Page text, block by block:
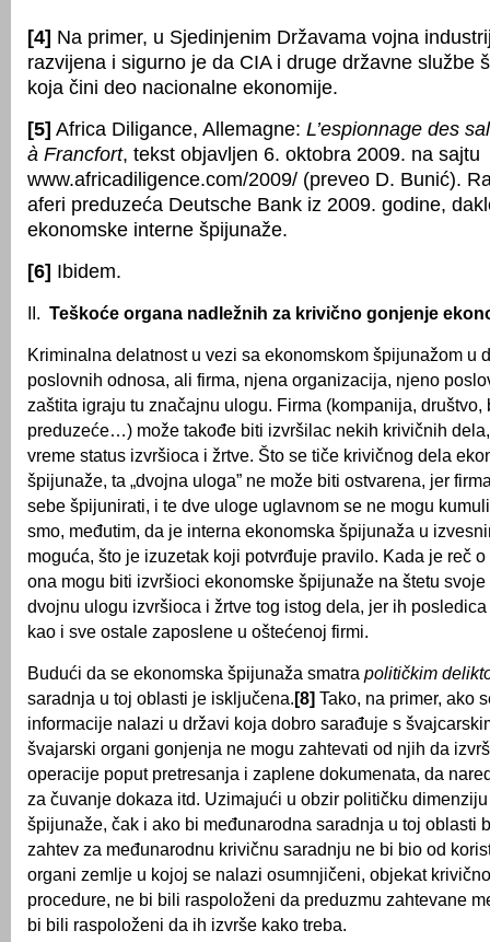
[4] Na primer, u Sjedinjenim Državama vojna
razvijena i sigurno je da CIA i druge državne službe
koja čini deo nacionalne ekonomije.
[5] Africa Diligance, Allemagne: L’espionnage des
à Francfort, tekst objavljen 6. oktobra 2009. na sajtu
www.africadiligence.com/2009/ (preveo D. Bunić).
aferi preduzeća Deutsche Bank iz 2009. godine,
ekonomske interne špijunaže.
[6] Ibidem.
II. Teškoće organa nadležnih za krivično gonjenje
Kriminalna delatnost u vezi sa ekonomskom špijunažom u
poslovnih odnosa, ali firma, njena organizacija, njeno
zaštita igraju tu značajnu ulogu. Firma (kompanija, društvo,
preduzeće…) može takođe biti izvršilac nekih krivičnih
vreme status izvršioca i žrtve. Što se tiče krivičnog dela
špijunaže, ta „dvojna uloga” ne može biti ostvarena, jer
sebe špijunirati, i te dve uloge uglavnom se ne mogu
smo, međutim, da je interna ekonomska špijunaža u
moguća, što je izuzetak koji potvrđuje pravilo. Kada je reč
ona mogu biti izvršioci ekonomske špijunaže na štetu
dvojnu ulogu izvršioca i žrtve tog istog dela, jer ih
kao i sve ostale zaposlene u oštećenoj firmi.
Budući da se ekonomska špijunaža smatra političkim
saradnja u toj oblasti je isključena.[8] Tako, na primer, ako
informacije nalazi u državi koja dobro sarađuje s
švajarski organi gonjenja ne mogu zahtevati od njih da
operacije poput pretresanja i zaplene dokumenata, da
za čuvanje dokaza itd. Uzimajući u obzir političku
špijunaže, čak i ako bi međunarodna saradnja u toj oblasti
zahtev za međunarodnu krivičnu saradnju ne bi bio od
organi zemlje u kojoj se nalazi osumnjičeni, objekat
procedure, ne bi bili raspoloženi da preduzmu zahtevane
bi bili raspoloženi da ih izvrše kako treba.